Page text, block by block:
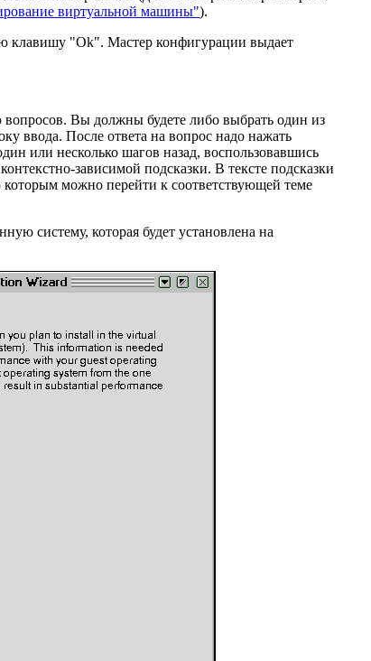
виртуальной машины").
клавишу "Ok". Мастер конфигурации выдает
Вы должны будете либо выбрать один из
ввода. После ответа на вопрос надо нажать
или несколько шагов назад, воспользовавшись
зависимой подсказки. В тексте подсказки
можно перейти к соответствующей теме
систему, которая будет установлена на